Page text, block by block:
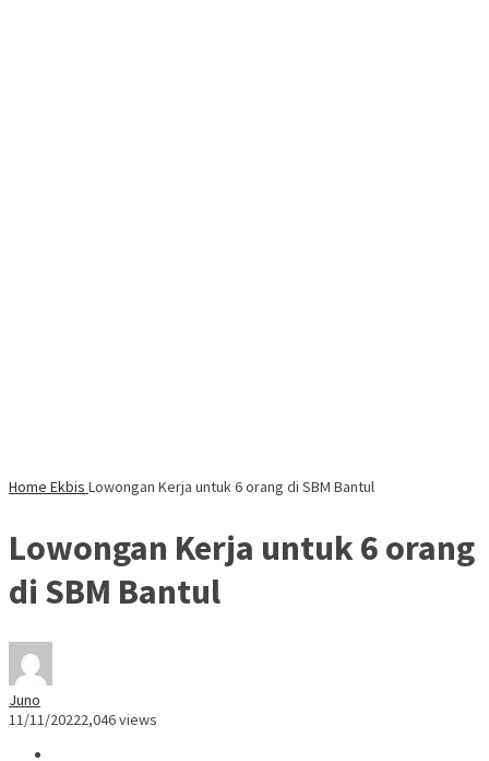
Home Ekbis Lowongan Kerja untuk 6 orang di SBM Bantul
Lowongan Kerja untuk 6 orang
di SBM Bantul
Juno
11/11/20222,046 views